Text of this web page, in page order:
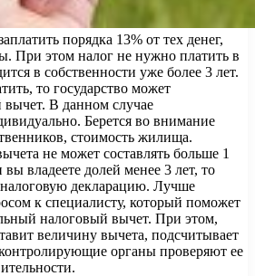
порядка 13% от тех денег,
При этом налог не нужно платить в
в собственности уже более 3 лет.
то государство может
В данном случае
Берется во внимание
стоимость жилища.
не может составлять больше 1
владеете долей менее 3 лет, то
декларацию. Лучше
к специалисту, который поможет
налоговый вычет. При этом,
величину вычета, подсчитывает
органы проверяют ее